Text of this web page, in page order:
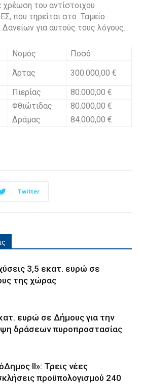
χρέωση του αντίστοιχου
που τηρείται στο Ταμείο
για αυτούς τους λόγους.
Νομός
Ποσό
Άρτας
300.000,00 €
Πιερίας
80.000,00 €
Φθιώτιδας
80.000,00 €
Δράμας 84.000,00 €
Twitter
3,5 εκατ. ευρώ σε
της χώρας
ευρώ σε Δήμους για την
δράσεων πυροπροστασίας
ΙΙ»: Τρεις νέες
προϋπολογισμού 240